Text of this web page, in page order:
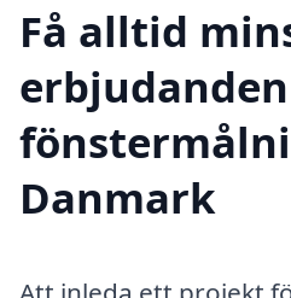
Få alltid
Danmark